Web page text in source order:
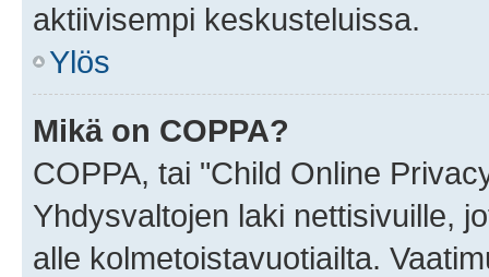
aktiivisempi keskusteluissa.
Ylös
Mikä on COPPA?
COPPA, tai "Child Online
Yhdysvaltojen laki nettisivuille,
alle kolmetoistavuotiailta.